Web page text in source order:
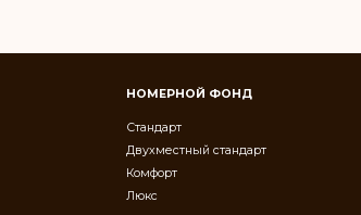
НОМЕРНОЙ ФОНД
Стандарт
Двухместный стандарт
Комфорт
Люкс